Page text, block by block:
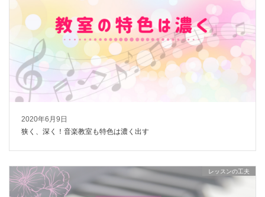
2020年6月9日
狭く、深く！音楽教室も特色は濃く出す
レッスンの工夫